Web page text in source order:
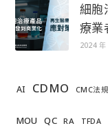
細胞
療業
2024 年
AI CDMO CMC法規
MOU QC RA TFDA